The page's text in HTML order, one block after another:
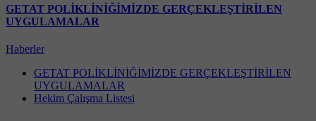
GETAT POLİKLİNİĞİMİZDE GERÇEKLEŞTİRİLEN
UYGULAMALAR
Haberler
GETAT POLİKLİNİĞİMİZDE GERÇEKLEŞTİRİLEN
UYGULAMALAR
Hekim Çalışma Listesi